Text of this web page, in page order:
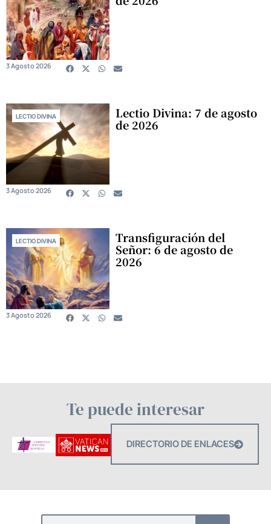
3 Agosto 2026
LECTIO DIVINA Lectio Divina: 7 de agosto
de 2026
3 Agosto 2026
LECTIO DIVINA Transfiguración del
Señor: 6 de agosto de
2026
3 Agosto 2026
Te puede interesar
DIRECTORIO DE ENLACES